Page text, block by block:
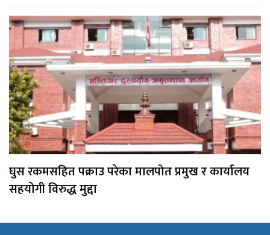
घुस रकमसहित पक्राउ परेका मालपोत प्रमुख र कार्यालय
सहयोगी विरुद्ध मुद्दा